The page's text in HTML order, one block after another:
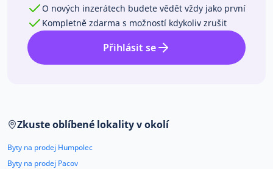
Okamžitý výkup
Přehled realitních makléřů
O nás
Kariéra
Kontakt
O nových inzerátech budete vědět vždy jako první
Kompletně zdarma s možností kdykoliv zrušit
Přihlásit se
Zkuste oblíbené lokality v okolí
Byty na prodej Humpolec
Byty na prodej Pacov